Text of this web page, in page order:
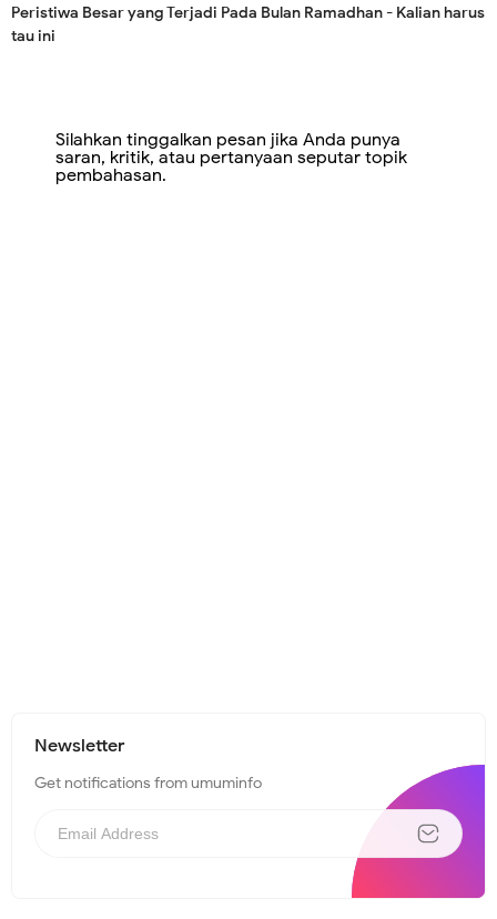
Peristiwa Besar yang Terjadi Pada Bulan Ramadhan - Kalian harus
tau ini
Silahkan tinggalkan pesan jika Anda punya
saran, kritik, atau pertanyaan seputar topik
pembahasan.
Newsletter
Get notifications from umuminfo